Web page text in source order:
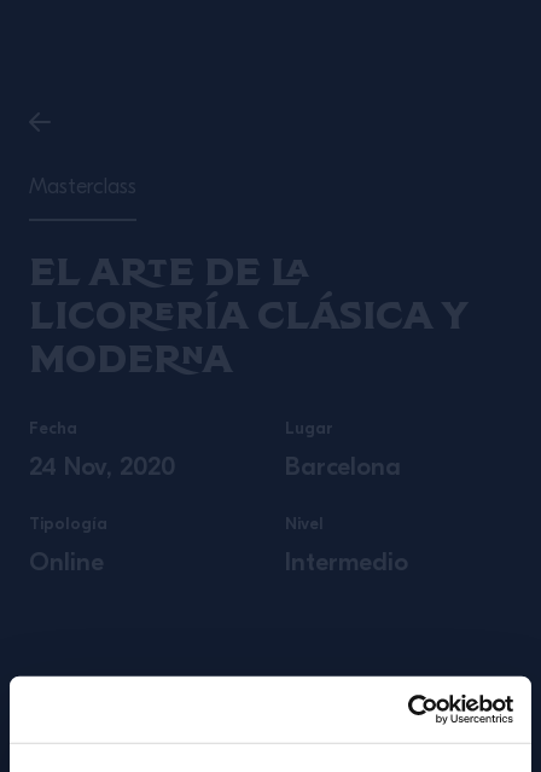
Masterclass
El arte de la
licorería clásica y
moderna
Fecha
24 Nov, 2020
Lugar
Barcelona
Tipología
Online
Nivel
Intermedio